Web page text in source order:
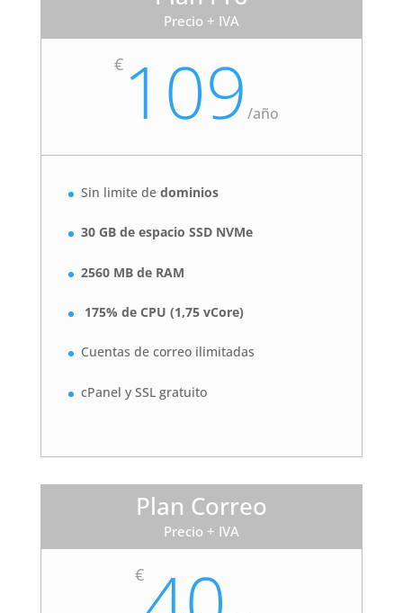
Precio + IVA
€ 109/año
Sin limite dedominios
30 GB de espacio SSD NVMe
2560 MB de RAM
175% de CPU (1,75 vCore)
Cuentas de correo ilimitadas
cPanel y SSL gratuito
Plan Correo
Precio + IVA
€